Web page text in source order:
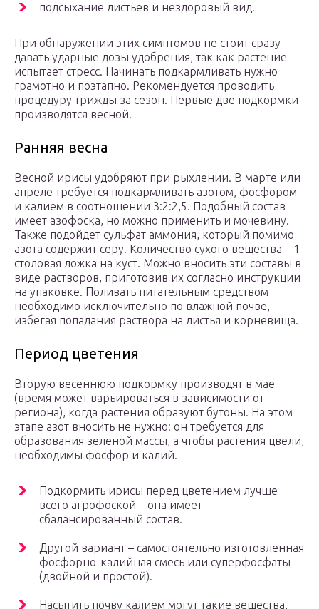
подсыхание листьев и нездоровый вид.
При обнаружении этих симптомов не стоит сразу
давать ударные дозы удобрения, так как растение
испытает стресс. Начинать подкармливать нужно
грамотно и поэтапно. Рекомендуется проводить
процедуру трижды за сезон. Первые две подкормки
производятся весной.
Ранняя весна
Весной ирисы удобряют при рыхлении. В марте или
апреле требуется подкармливать азотом, фосфором
и калием в соотношении 3:2:2,5. Подобный состав
имеет азофоска, но можно применить и мочевину.
Также подойдет сульфат аммония, который помимо
азота содержит серу. Количество сухого вещества – 1
столовая ложка на куст. Можно вносить эти составы в
виде растворов, приготовив их согласно инструкции
на упаковке. Поливать питательным средством
необходимо исключительно по влажной почве,
избегая попадания раствора на листья и корневища.
Период цветения
Вторую весеннюю подкормку производят в мае
(время может варьироваться в зависимости от
региона), когда растения образуют бутоны. На этом
этапе азот вносить не нужно: он требуется для
образования зеленой массы, а чтобы растения цвели,
необходимы фосфор и калий.
Подкормить ирисы перед цветением лучше
всего агрофоской – она имеет
сбалансированный состав.
Другой вариант – самостоятельно изготовленная
фосфорно-калийная смесь или суперфосфаты
(двойной и простой).
Насытить почву калием могут такие вещества,